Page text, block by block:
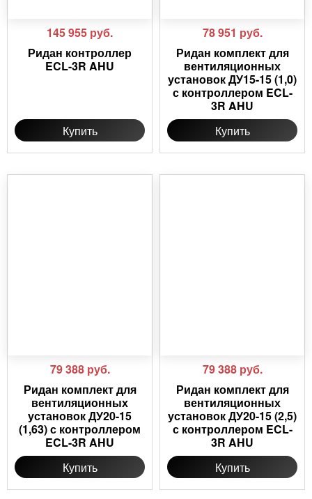
145 955 руб.
Ридан контроллер
ECL-3R AHU
Купить
78 951 руб.
Ридан комплект для
вентиляционных
установок ДУ15-15 (1,0)
с контроллером ECL-
3R AHU
Купить
79 388 руб.
Ридан комплект для
вентиляционных
установок ДУ20-15
(1,63) с контроллером
ECL-3R AHU
Купить
79 388 руб.
Ридан комплект для
вентиляционных
установок ДУ20-15 (2,5)
с контроллером ECL-
3R AHU
Купить